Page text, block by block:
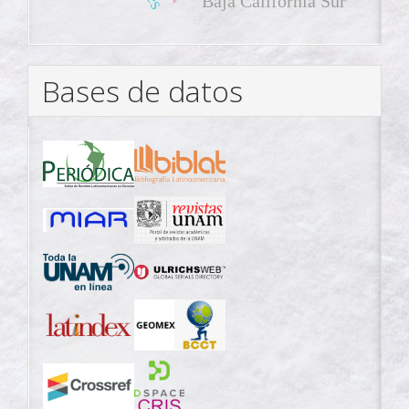
Bases de datos